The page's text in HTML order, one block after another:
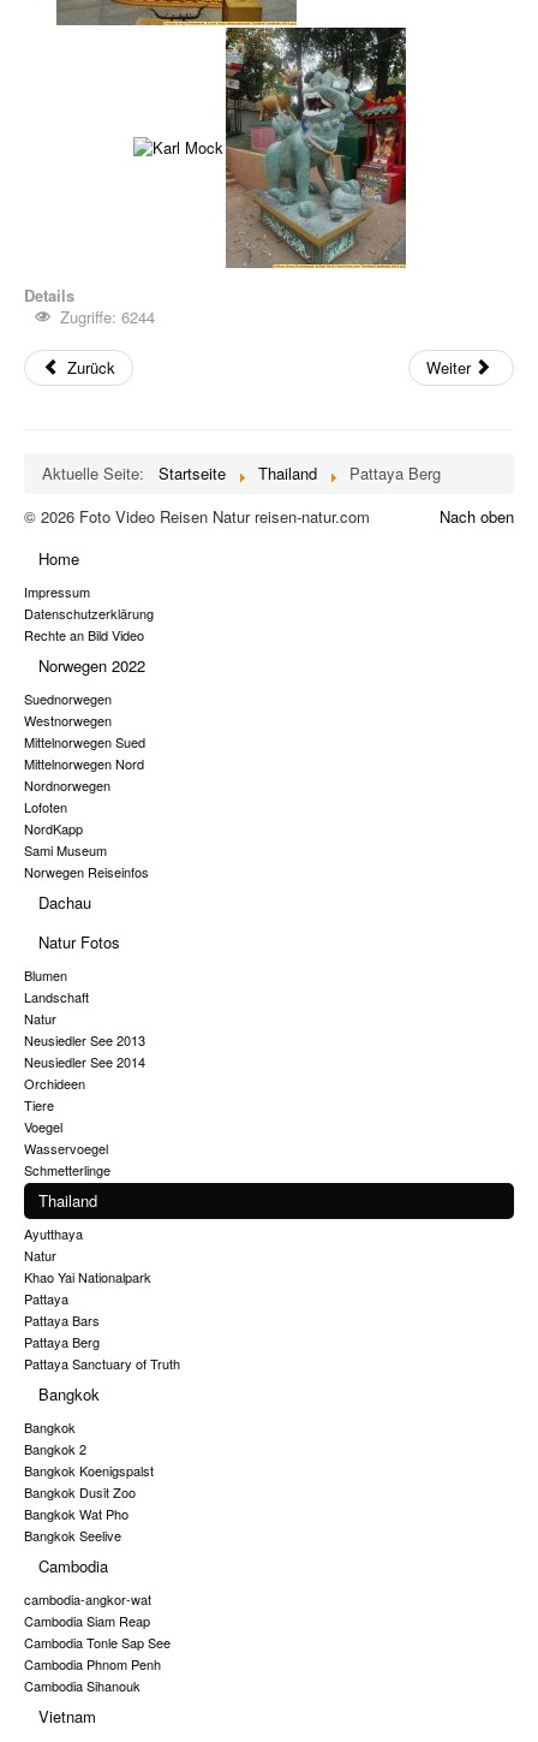
Details
Zugriffe: 6244
Zurück Weiter
Aktuelle Seite: Startseite Thailand
Pattaya Berg
Nach oben
© 2026 Foto Video Reisen Natur reisen-natur.com
Home
Impressum
Datenschutzerklärung
Rechte an Bild Video
Norwegen 2022
Suednorwegen
Westnorwegen
Mittelnorwegen Sued
Mittelnorwegen Nord
Nordnorwegen
Lofoten
NordKapp
Sami Museum
Norwegen Reiseinfos
Dachau
Natur Fotos
Blumen
Landschaft
Natur
Neusiedler See 2013
Neusiedler See 2014
Orchideen
Tiere
Voegel
Wasservoegel
Schmetterlinge
Thailand
Ayutthaya
Natur
Khao Yai Nationalpark
Pattaya
Pattaya Bars
Pattaya Berg
Pattaya Sanctuary of Truth
Bangkok
Bangkok
Bangkok 2
Bangkok Koenigspalst
Bangkok Dusit Zoo
Bangkok Wat Pho
Bangkok Seelive
Cambodia
cambodia-angkor-wat
Cambodia Siam Reap
Cambodia Tonle Sap See
Cambodia Phnom Penh
Cambodia Sihanouk
Vietnam